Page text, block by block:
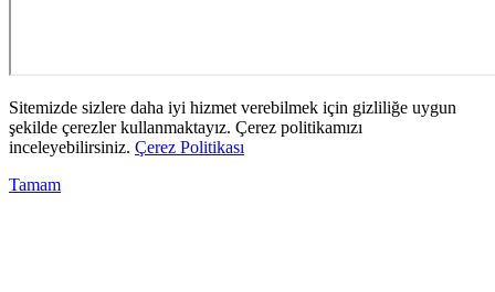
Sitemizde sizlere daha iyi hizmet verebilmek için gizliliğe uygun
şekilde çerezler kullanmaktayız. Çerez politikamızı
inceleyebilirsiniz. Çerez Politikası
Tamam